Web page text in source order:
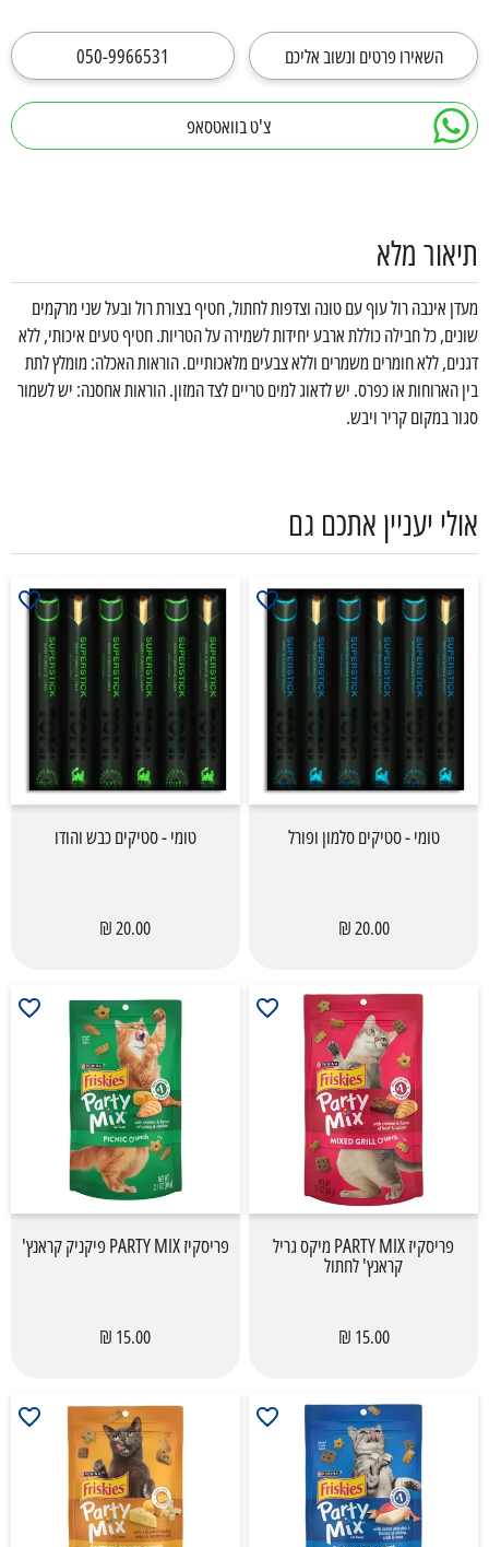
השאירו פרטים ונשוב אליכם 050-9966531
צ'ט בוואטסאפ
תיאור מלא
מעדן אינבה רול עוף עם טונה וצדפות לחתול, חטיף בצורת רול ובעל שני מרקמים
שונים, כל חבילה כוללת ארבע יחידות לשמירה על הטריות. חטיף טעים איכותי, ללא
דגנים, ללא חומרים משמרים וללא צבעים מלאכותיים. הוראות האכלה: מומלץ לתת
בין הארוחות או כפרס. יש לדאוג למים טריים לצד המזון. הוראות אחסנה: יש לשמור
סגור במקום קריר ויבש.
אולי יעניין אתכם גם
טומי - סטיקים סלמון ופורל
20.00 ₪
טומי - סטיקים כבש והודו
20.00 ₪
פריסקיז PARTY MIX מיקס גריל
קראנץ' לחתול
15.00 ₪
פריסקיז PARTY MIX פיקניק קראנץ'
15.00 ₪